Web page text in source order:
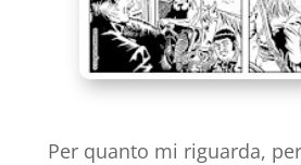
Per quanto mi riguarda,